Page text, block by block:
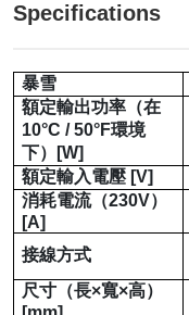
Specifications
暴雪
額定輸出功率 （在
10°C / 50°F環境
下）
[W]
額定輸入電壓[V]
消耗電流（230V）
[A]
接線方式
尺寸（長×寬×高）